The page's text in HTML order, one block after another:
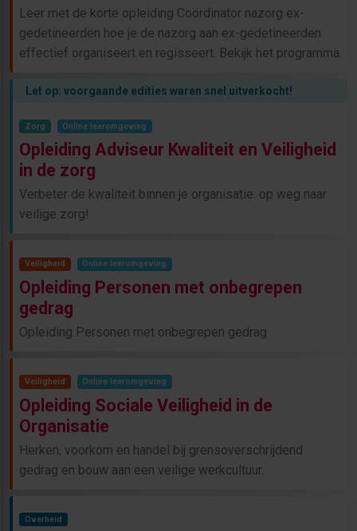
Leer met de korte opleiding Coördinator nazorg ex-
gedetineerden hoe je de nazorg aan ex-gedetineerden
effectief organiseert en regisseert. Bekijk het programma.
Let op: voorgaande edities waren snel uitverkocht!
Zorg Online leeromgeving
Opleiding Adviseur Kwaliteit en Veiligheid
in de zorg
Verbeter de kwaliteit binnen je organisatie: op weg naar
veilige zorg!
Veiligheid Online leeromgeving
Opleiding Personen met onbegrepen
gedrag
Opleiding Personen met onbegrepen gedrag
Veiligheid Online leeromgeving
Opleiding Sociale Veiligheid in de
Organisatie
Herken, voorkom en handel bij grensoverschrijdend
gedrag en bouw aan een veilige werkcultuur.
Overheid